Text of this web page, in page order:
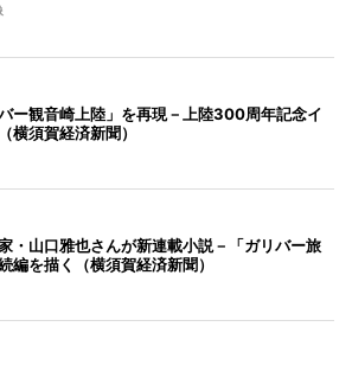
バー観音崎上陸」を再現－上陸300周年記念イ
横須賀経済新聞）
・山口雅也さんが新連載小説－「ガリバー旅
編を描く（横須賀経済新聞）